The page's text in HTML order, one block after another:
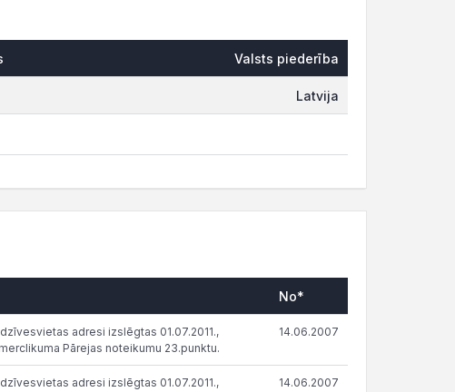
Valsts piederība
Latvija
No*
adresi izslēgtas 01.07.2011.,
Pārejas noteikumu 23.punktu.
14.06.2007
adresi izslēgtas 01.07.2011., 14.06.2007